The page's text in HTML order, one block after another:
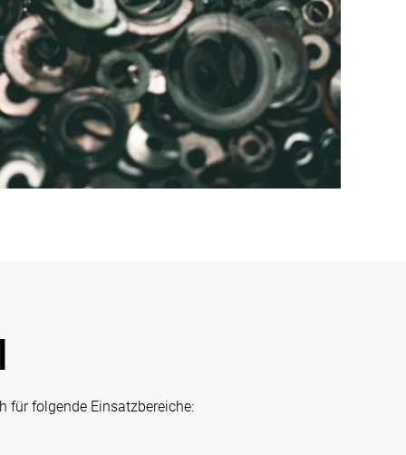
für folgende Einsatzbereiche: